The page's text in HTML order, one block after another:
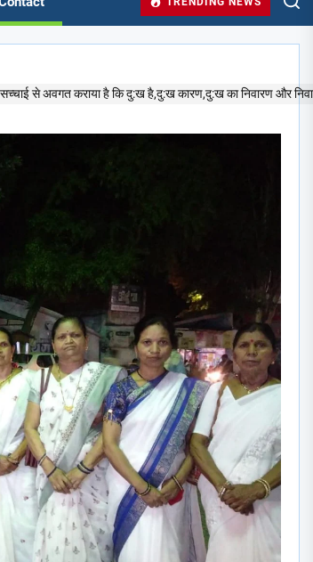
सच्चाई से अवगत कराया है कि दु:ख है,दु:ख कारण,दु:ख का निवारण और